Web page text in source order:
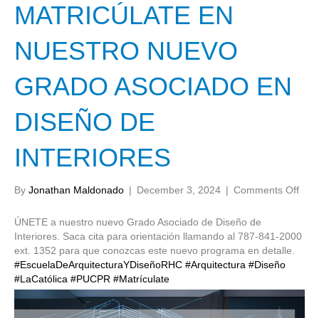
MATRICÚLATE EN
NUESTRO NUEVO
GRADO ASOCIADO EN
DISEÑO DE
INTERIORES
By Jonathan Maldonado | December 3, 2024 | Comments Offon
EN
ÚNETE a nuestro nuevo Grado Asociado de Diseño de
Interiores. Saca cita para orientación llamando al 787-841-2000
ext. 1352 para que conozcas este nuevo programa en detalle.
#EscuelaDeArquitecturaYDiseñoRHC #Arquitectura #Diseño
#LaCatólica #PUCPR #Matrículate